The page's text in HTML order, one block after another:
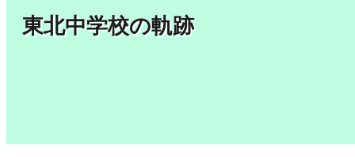
東北中学校の軌跡